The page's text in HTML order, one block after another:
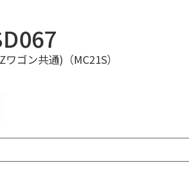
ゴン共通)（MC21S）